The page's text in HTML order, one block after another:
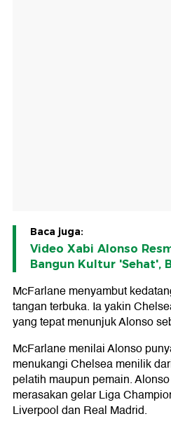
Baca juga:
Video Xabi Alonso
Bangun Kultur 'Sehat',
McFarlane menyambut
tangan terbuka. Ia yakin
yang tepat menunjuk Alonso
McFarlane menilai Alonso
menukangi Chelsea menilik
pelatih maupun pemain.
merasakan gelar Liga
Liverpool dan Real Madrid.